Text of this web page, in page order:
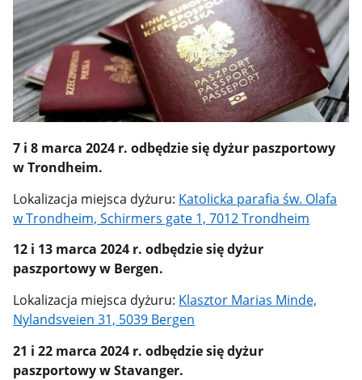
7 i 8 marca 2024 r. odbędzie się dyżur paszportowy
w Trondheim.
Lokalizacja miejsca dyżuru: Katolicka parafia św. Olafa
w Trondheim, Schirmers gate 1, 7012 Trondheim
12 i 13 marca 2024 r. odbędzie się dyżur
paszportowy w Bergen.
Lokalizacja miejsca dyżuru: Klasztor Marias Minde,
Nylandsveien 31, 5039 Bergen
21 i 22 marca 2024 r. odbędzie się dyżur
paszportowy w Stavanger.